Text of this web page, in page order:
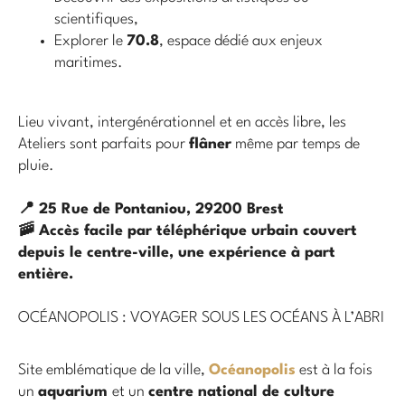
scientifiques,
Explorer le 70.8, espace dédié aux enjeux
maritimes.
Lieu vivant, intergénérationnel et en accès libre, les
Ateliers sont parfaits pour flâner même par temps de
pluie.
📍 25 Rue de Pontaniou, 29200 Brest
🚠 Accès facile par téléphérique urbain couvert
depuis le centre-ville, une expérience à part
entière.
OCÉANOPOLIS : VOYAGER SOUS LES OCÉANS À L’ABRI
Site emblématique de la ville, Océanopolis est à la fois
un aquarium et un centre national de culture